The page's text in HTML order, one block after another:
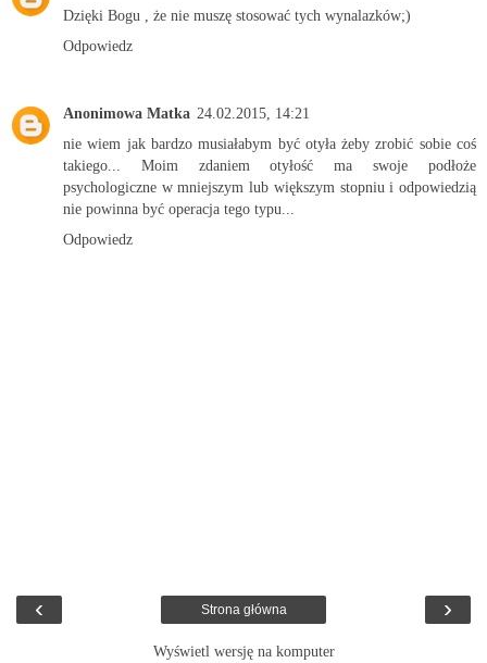
Dzięki Bogu , że nie muszę stosować tych wynalazków;)
Odpowiedz
Anonimowa Matka 24.02.2015, 14:21
nie wiem jak bardzo musiałabym być otyła żeby zrobić sobie coś
takiego... Moim zdaniem otyłość ma swoje podłoże
psychologiczne w mniejszym lub większym stopniu i odpowiedzią
nie powinna być operacja tego typu...
Odpowiedz
‹ ›
Strona główna
Wyświetl wersję na komputer